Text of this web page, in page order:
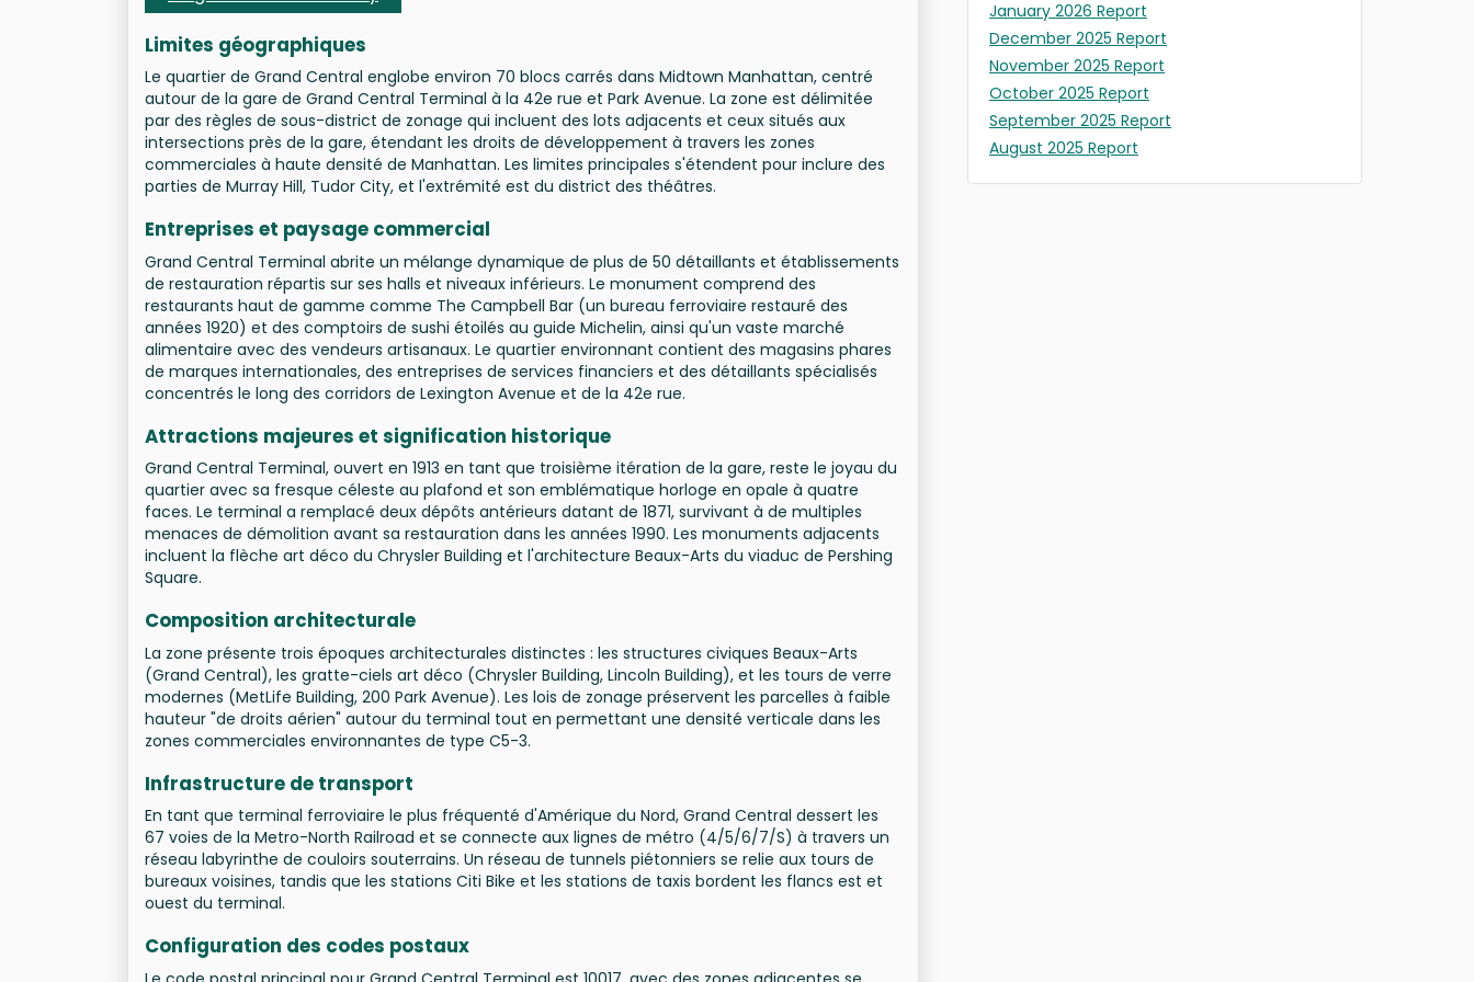
Limites géographiques
Le quartier de Grand Central englobe environ 70 blocs carrés dans Midtown Manhattan, centré
autour de la gare de Grand Central Terminal à la 42e rue et Park Avenue. La zone est délimitée
par des règles de sous-district de zonage qui incluent des lots adjacents et ceux situés aux
intersections près de la gare, étendant les droits de développement à travers les zones
commerciales à haute densité de Manhattan. Les limites principales s'étendent pour inclure des
parties de Murray Hill, Tudor City, et l'extrémité est du district des théâtres.
Entreprises et paysage commercial
Grand Central Terminal abrite un mélange dynamique de plus de 50 détaillants et établissements
de restauration répartis sur ses halls et niveaux inférieurs. Le monument comprend des
restaurants haut de gamme comme The Campbell Bar (un bureau ferroviaire restauré des
années 1920) et des comptoirs de sushi étoilés au guide Michelin, ainsi qu'un vaste marché
alimentaire avec des vendeurs artisanaux. Le quartier environnant contient des magasins phares
de marques internationales, des entreprises de services financiers et des détaillants spécialisés
concentrés le long des corridors de Lexington Avenue et de la 42e rue.
Attractions majeures et signification historique
Grand Central Terminal, ouvert en 1913 en tant que troisième itération de la gare, reste le joyau du
quartier avec sa fresque céleste au plafond et son emblématique horloge en opale à quatre
faces. Le terminal a remplacé deux dépôts antérieurs datant de 1871, survivant à de multiples
menaces de démolition avant sa restauration dans les années 1990. Les monuments adjacents
incluent la flèche art déco du Chrysler Building et l'architecture Beaux-Arts du viaduc de Pershing
Square.
Composition architecturale
La zone présente trois époques architecturales distinctes : les structures civiques Beaux-Arts
(Grand Central), les gratte-ciels art déco (Chrysler Building, Lincoln Building), et les tours de verre
modernes (MetLife Building, 200 Park Avenue). Les lois de zonage préservent les parcelles à faible
hauteur "de droits aérien" autour du terminal tout en permettant une densité verticale dans les
zones commerciales environnantes de type C5-3.
Infrastructure de transport
En tant que terminal ferroviaire le plus fréquenté d'Amérique du Nord, Grand Central dessert les
67 voies de la Metro-North Railroad et se connecte aux lignes de métro (4/5/6/7/S) à travers un
réseau labyrinthe de couloirs souterrains. Un réseau de tunnels piétonniers se relie aux tours de
bureaux voisines, tandis que les stations Citi Bike et les stations de taxis bordent les flancs est et
ouest du terminal.
Configuration des codes postaux
January 2026 Report
December 2025 Report
November 2025 Report
October 2025 Report
September 2025 Report
August 2025 Report